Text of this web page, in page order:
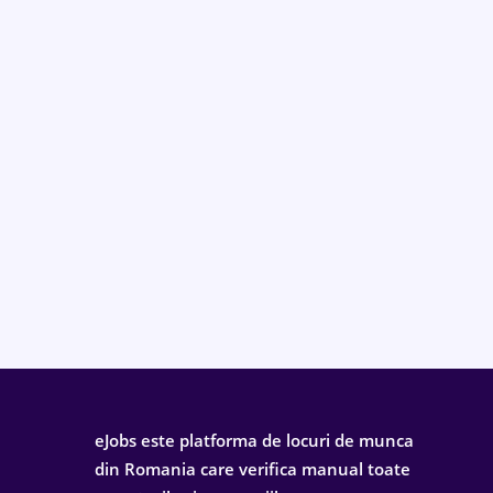
eJobs este platforma de locuri de munca
din Romania care verifica manual toate